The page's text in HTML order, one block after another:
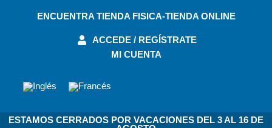
ENCUENTRA TIENDA FISICA-TIENDA ONLINE
ACCEDE / REGÍSTRATE
MI CUENTA
ESTAMOS CERRADOS POR VACACIONES DEL 3 AL 16 DE